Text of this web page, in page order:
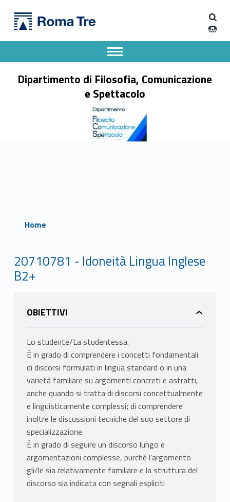
Dipartimento di Filosofia, Comunicazione e Spettacolo
Dipartimento di Filosofia, Comunicazione
e Spettacolo
Apri il menu secondario
Header info sidebar
Home
20710781 - Idoneità Lingua Inglese
B2+
OBIETTIVI
Lo studente/La studentessa:
È in grado di comprendere i concetti fondamentali
di discorsi formulati in lingua standard o in una
varietà familiare su argomenti concreti e astratti,
anche quando si tratta di discorsi concettualmente
e linguisticamente complessi; di comprendere
inoltre le discussioni tecniche del suo settore di
specializzazione.
È in grado di seguire un discorso lungo e
argomentazioni complesse, purché l’argomento
gli/le sia relativamente familiare e la struttura del
discorso sia indicata con segnali espliciti